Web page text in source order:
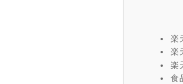
楽
楽
楽
食